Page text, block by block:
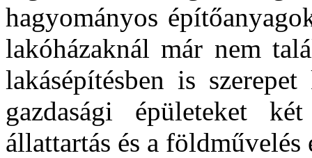
hagyományos
lakóházaknál már nem
lakásépítésben is szerepet
gazdasági épületeket
állattartás és a földművelés